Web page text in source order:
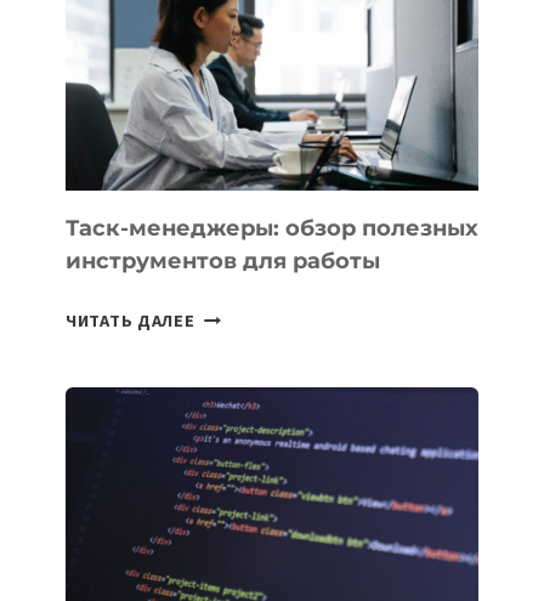
BÖRÜ
SIGGRAPH
2026
Таск-менеджеры: обзор полезных
инструментов для работы
ЧИТАТЬ ДАЛЕЕ ТАСК-
ПОЛЕЗНЫХ
ИНСТРУМЕНТОВ
ДЛЯ
РАБОТЫ